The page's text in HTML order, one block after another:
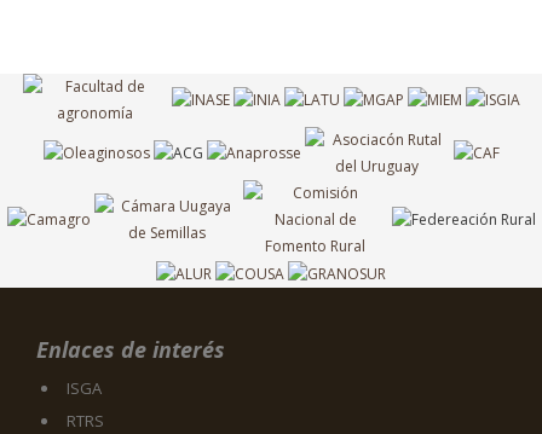
Enlaces de interés
ISGA
RTRS